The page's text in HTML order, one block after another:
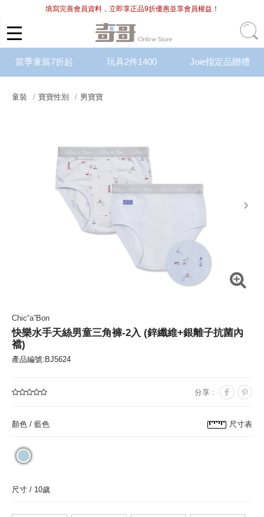
填寫完善會員資料，立即享正品9折優惠並享會員權益！
當季童裝7折起 玩具2件1400 Joie指定品贈禮
童裝 寶寶性別 男寶寶
next
Chic“a”Bon
快樂水手天絲男童三角褲-2入 (鋅纖維+銀離子抗菌內
襠)
產品編號:BJ5624
分享 :
顏色 / 藍色 尺寸表
尺寸 / 10歲